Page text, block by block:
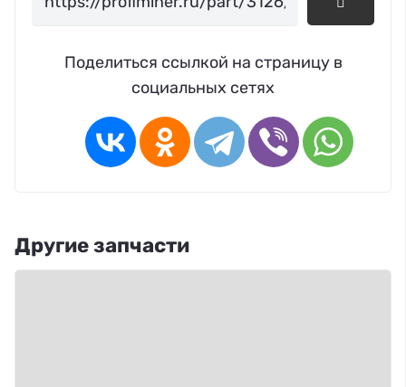
Поделиться ссылкой на страницу в
социальных сетях
Другие запчасти